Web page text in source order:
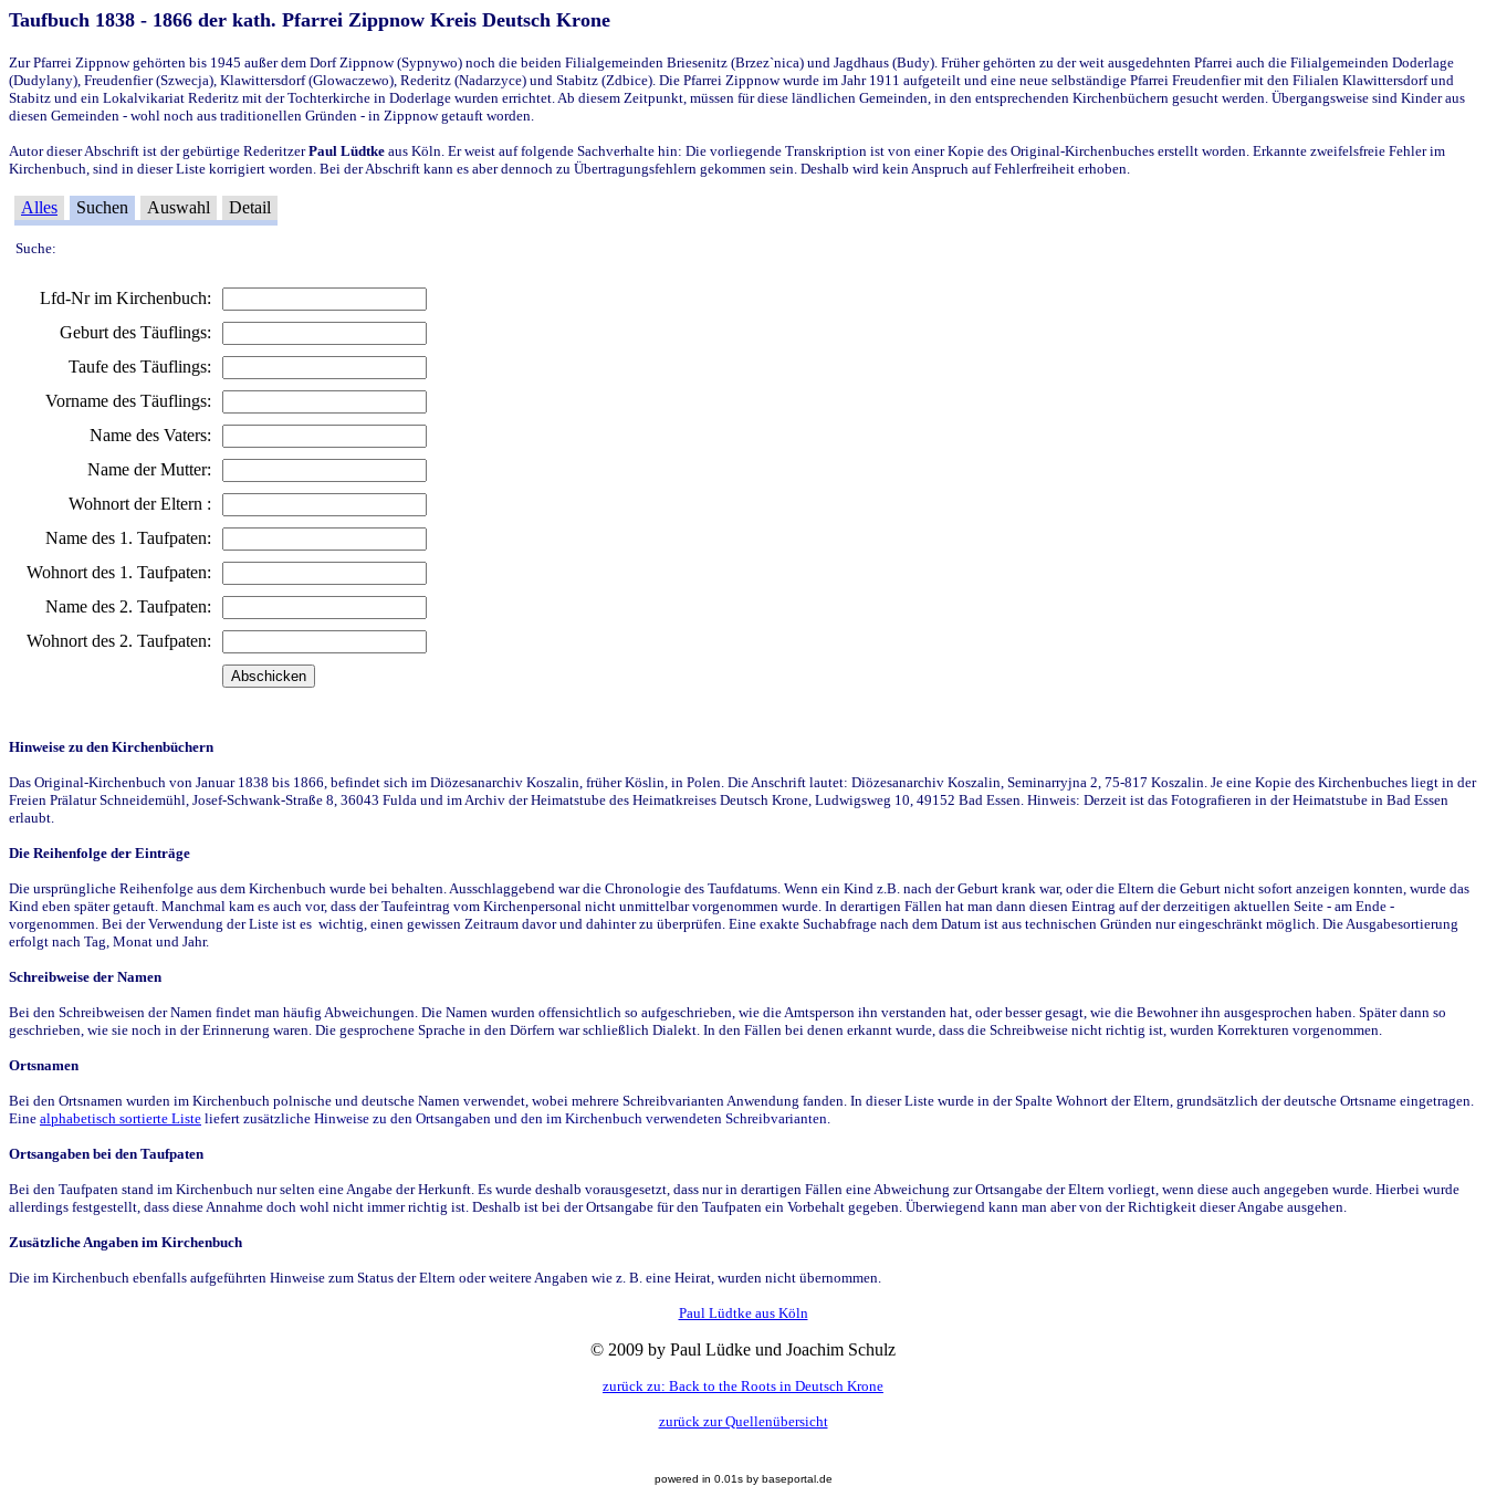
Taufbuch 1838 - 1866 der kath. Pfarrei Zippnow Kreis Deutsch Krone
Zur Pfarrei Zippnow gehörten bis 1945 außer dem Dorf Zippnow (Sypnywo) noch die beiden Filialgemeinden Briesenitz (Brzez`nica) und Jagdhaus (Budy). Früher gehörten zu der weit ausgedehnten Pfarrei auch die Filialgemeinden Doderlage
(Dudylany), Freudenfier (Szwecja), Klawittersdorf (Glowaczewo), Rederitz (Nadarzyce) und Stabitz (Zdbice). Die Pfarrei Zippnow wurde im Jahr 1911 aufgeteilt und eine neue selbständige Pfarrei Freudenfier mit den Filialen Klawittersdorf und
Stabitz und ein Lokalvikariat Rederitz mit der Tochterkirche in Doderlage wurden errichtet. Ab diesem Zeitpunkt, müssen für diese ländlichen Gemeinden, in den entsprechenden Kirchenbüchern gesucht werden. Übergangsweise sind Kinder aus
diesen Gemeinden - wohl noch aus traditionellen Gründen - in Zippnow getauft worden.
Autor dieser Abschrift ist der gebürtige RederitzerPaul Lüdtke aus Köln. Er weist auf folgende Sachverhalte hin: Die vorliegende Transkription ist von einer Kopie des Original-Kirchenbuches erstellt worden. Erkannte zweifelsfreie Fehler im
Kirchenbuch, sind in dieser Liste korrigiert worden. Bei der Abschrift kann es aber dennoch zu Übertragungsfehlern gekommen sein. Deshalb wird kein Anspruch auf Fehlerfreiheit erhoben.
Alles Suchen Auswahl Detail
Suche:
Lfd-Nr im Kirchenbuch:
Geburt des Täuflings:
Taufe des Täuflings:
Vorname des Täuflings:
Name des Vaters:
Name der Mutter:
Wohnort der Eltern :
Name des 1. Taufpaten:
Wohnort des 1. Taufpaten:
Name des 2. Taufpaten:
Wohnort des 2. Taufpaten:
Hinweise zu den Kirchenbüchern
Das Original-Kirchenbuch von Januar 1838 bis 1866, befindet sich im Diözesanarchiv Koszalin, früher Köslin, in Polen. Die Anschrift lautet: Diözesanarchiv Koszalin, Seminarryjna 2, 75-817 Koszalin. Je eine Kopie des Kirchenbuches liegt in der
Freien Prälatur Schneidemühl, Josef-Schwank-Straße 8, 36043 Fulda und im Archiv der Heimatstube des Heimatkreises Deutsch Krone, Ludwigsweg 10, 49152 Bad Essen. Hinweis: Derzeit ist das Fotografieren in der Heimatstube in Bad Essen
erlaubt.
Die Reihenfolge der Einträge
Die ursprüngliche Reihenfolge aus dem Kirchenbuch wurde bei behalten. Ausschlaggebend war die Chronologie des Taufdatums. Wenn ein Kind z.B. nach der Geburt krank war, oder die Eltern die Geburt nicht sofort anzeigen konnten, wurde das
Kind eben später getauft. Manchmal kam es auch vor, dass der Taufeintrag vom Kirchenpersonal nicht unmittelbar vorgenommen wurde. In derartigen Fällen hat man dann diesen Eintrag auf der derzeitigen aktuellen Seite - am Ende -
vorgenommen. Bei der Verwendung der Liste ist es wichtig, einen gewissen Zeitraum davor und dahinter zu überprüfen. Eine exakte Suchabfrage nach dem Datum ist aus technischen Gründen nur eingeschränkt möglich. Die Ausgabesortierung
erfolgt nach Tag, Monat und Jahr.
Schreibweise der Namen
Bei den Schreibweisen der Namen findet man häufig Abweichungen. Die Namen wurden offensichtlich so aufgeschrieben, wie die Amtsperson ihn verstanden hat, oder besser gesagt, wie die Bewohner ihn ausgesprochen haben. Später dann so
geschrieben, wie sie noch in der Erinnerung waren. Die gesprochene Sprache in den Dörfern war schließlich Dialekt. In den Fällen bei denen erkannt wurde, dass die Schreibweise nicht richtig ist, wurden Korrekturen vorgenommen.
Ortsnamen
Bei den Ortsnamen wurden im Kirchenbuch polnische und deutsche Namen verwendet, wobei mehrere Schreibvarianten Anwendung fanden. In dieser Liste wurde in der Spalte Wohnort der Eltern, grundsätzlich der deutsche Ortsname eingetragen.
Eine alphabetisch sortierte Liste liefert zusätzliche Hinweise zu den Ortsangaben und den im Kirchenbuch verwendeten Schreibvarianten.
Ortsangaben bei den Taufpaten
Bei den Taufpaten stand im Kirchenbuch nur selten eine Angabe der Herkunft. Es wurde deshalb vorausgesetzt, dass nur in derartigen Fällen eine Abweichung zur Ortsangabe der Eltern vorliegt, wenn diese auch angegeben wurde. Hierbei wurde
allerdings festgestellt, dass diese Annahme doch wohl nicht immer richtig ist. Deshalb ist bei der Ortsangabe für den Taufpaten ein Vorbehalt gegeben. Überwiegend kann man aber von der Richtigkeit dieser Angabe ausgehen.
Zusätzliche Angaben im Kirchenbuch
Die im Kirchenbuch ebenfalls aufgeführten Hinweise zum Status der Eltern oder weitere Angaben wie z. B. eine Heirat, wurden nicht übernommen.
Paul Lüdtke aus Köln
© 2009 by Paul Lüdke und Joachim Schulz
zurück zu: Back to the Roots in Deutsch Krone
zurück zur Quellenübersicht
powered in 0.01s by baseportal.de